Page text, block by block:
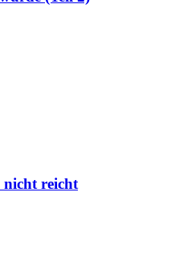
nicht reicht